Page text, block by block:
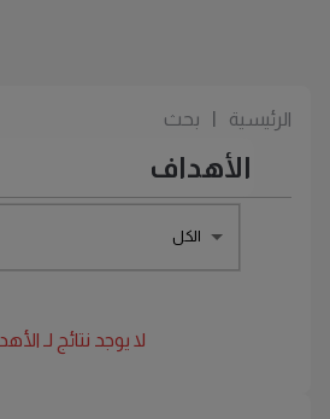
الرئيسية بحث
الكل
لا يوجد نتائج لـ